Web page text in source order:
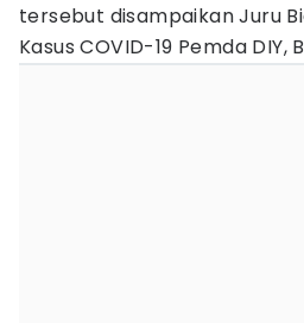
tersebut disampaikan Juru
Kasus COVID-19 Pemda DIY,